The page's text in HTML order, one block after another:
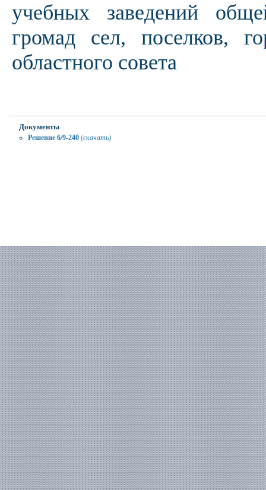
учебных заведений
громад сел, поселков,
областного совета
Документы
Решение 6/9-240 (скачать)